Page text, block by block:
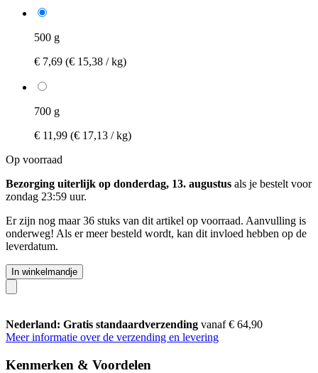
500 g
€ 7,69 (€ 15,38 / kg)
700 g
€ 11,99 (€ 17,13 / kg)
Op voorraad
Bezorging uiterlijk op donderdag, 13. augustus als je bestelt voor
zondag 23:59 uur.
Er zijn nog maar 36 stuks van dit artikel op voorraad. Aanvulling is
onderweg! Als er meer besteld wordt, kan dit invloed hebben op de
leverdatum.
In winkelmandje
Nederland: Gratis standaardverzending vanaf € 64,90
Meer informatie over de verzending en levering
Kenmerken & Voordelen